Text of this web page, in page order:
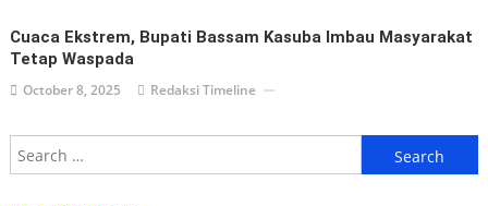
Cuaca Ekstrem, Bupati Bassam Kasuba Imbau Masyarakat
Tetap Waspada
October 8, 2025 Redaksi Timeline
Search
for: